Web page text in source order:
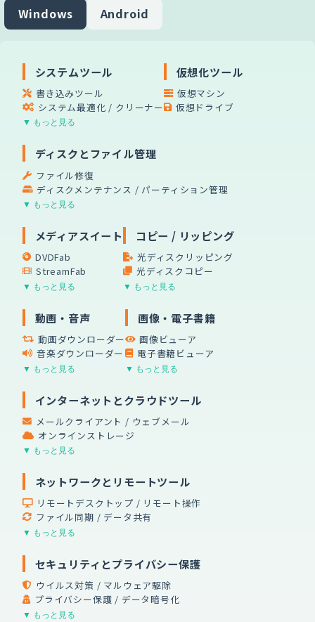
Windows Android
システムツール
書き込みツール
システム最適化 / クリーナー
▼ もっと見る
仮想化ツール
仮想マシン
仮想ドライブ
ディスクとファイル管理
ファイル修復
ディスクメンテナンス / パーティション管理
▼ もっと見る
メディアスイート
DVDFab
StreamFab
▼ もっと見る
コピー / リッピング
光ディスクリッピング
光ディスクコピー
▼ もっと見る
動画・音声
動画ダウンローダー
音楽ダウンローダー
▼ もっと見る
画像・電子書籍
画像ビューア
電子書籍ビューア
▼ もっと見る
インターネットとクラウドツール
メールクライアント / ウェブメール
オンラインストレージ
▼ もっと見る
ネットワークとリモートツール
リモートデスクトップ / リモート操作
ファイル同期 / データ共有
▼ もっと見る
セキュリティとプライバシー保護
ウイルス対策 / マルウェア駆除
プライバシー保護 / データ暗号化
▼ もっと見る